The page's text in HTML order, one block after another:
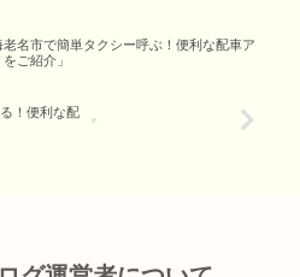
老名市で簡単タクシー呼ぶ！便利な配車ア
をご紹介」
！便利な配